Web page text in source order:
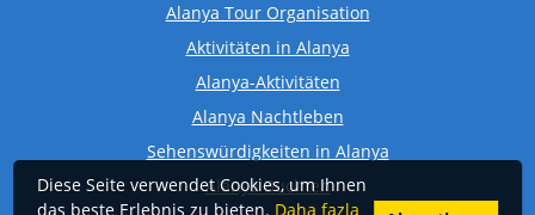
Alanya Tour Organisation
Aktivitäten in Alanya
Alanya-Aktivitäten
Alanya Nachtleben
Sehenswürdigkeiten in Alanya
Alanya Buchten
Diese Seite verwendet Cookies, um Ihnen
das beste Erlebnis zu bieten. Daha fazla